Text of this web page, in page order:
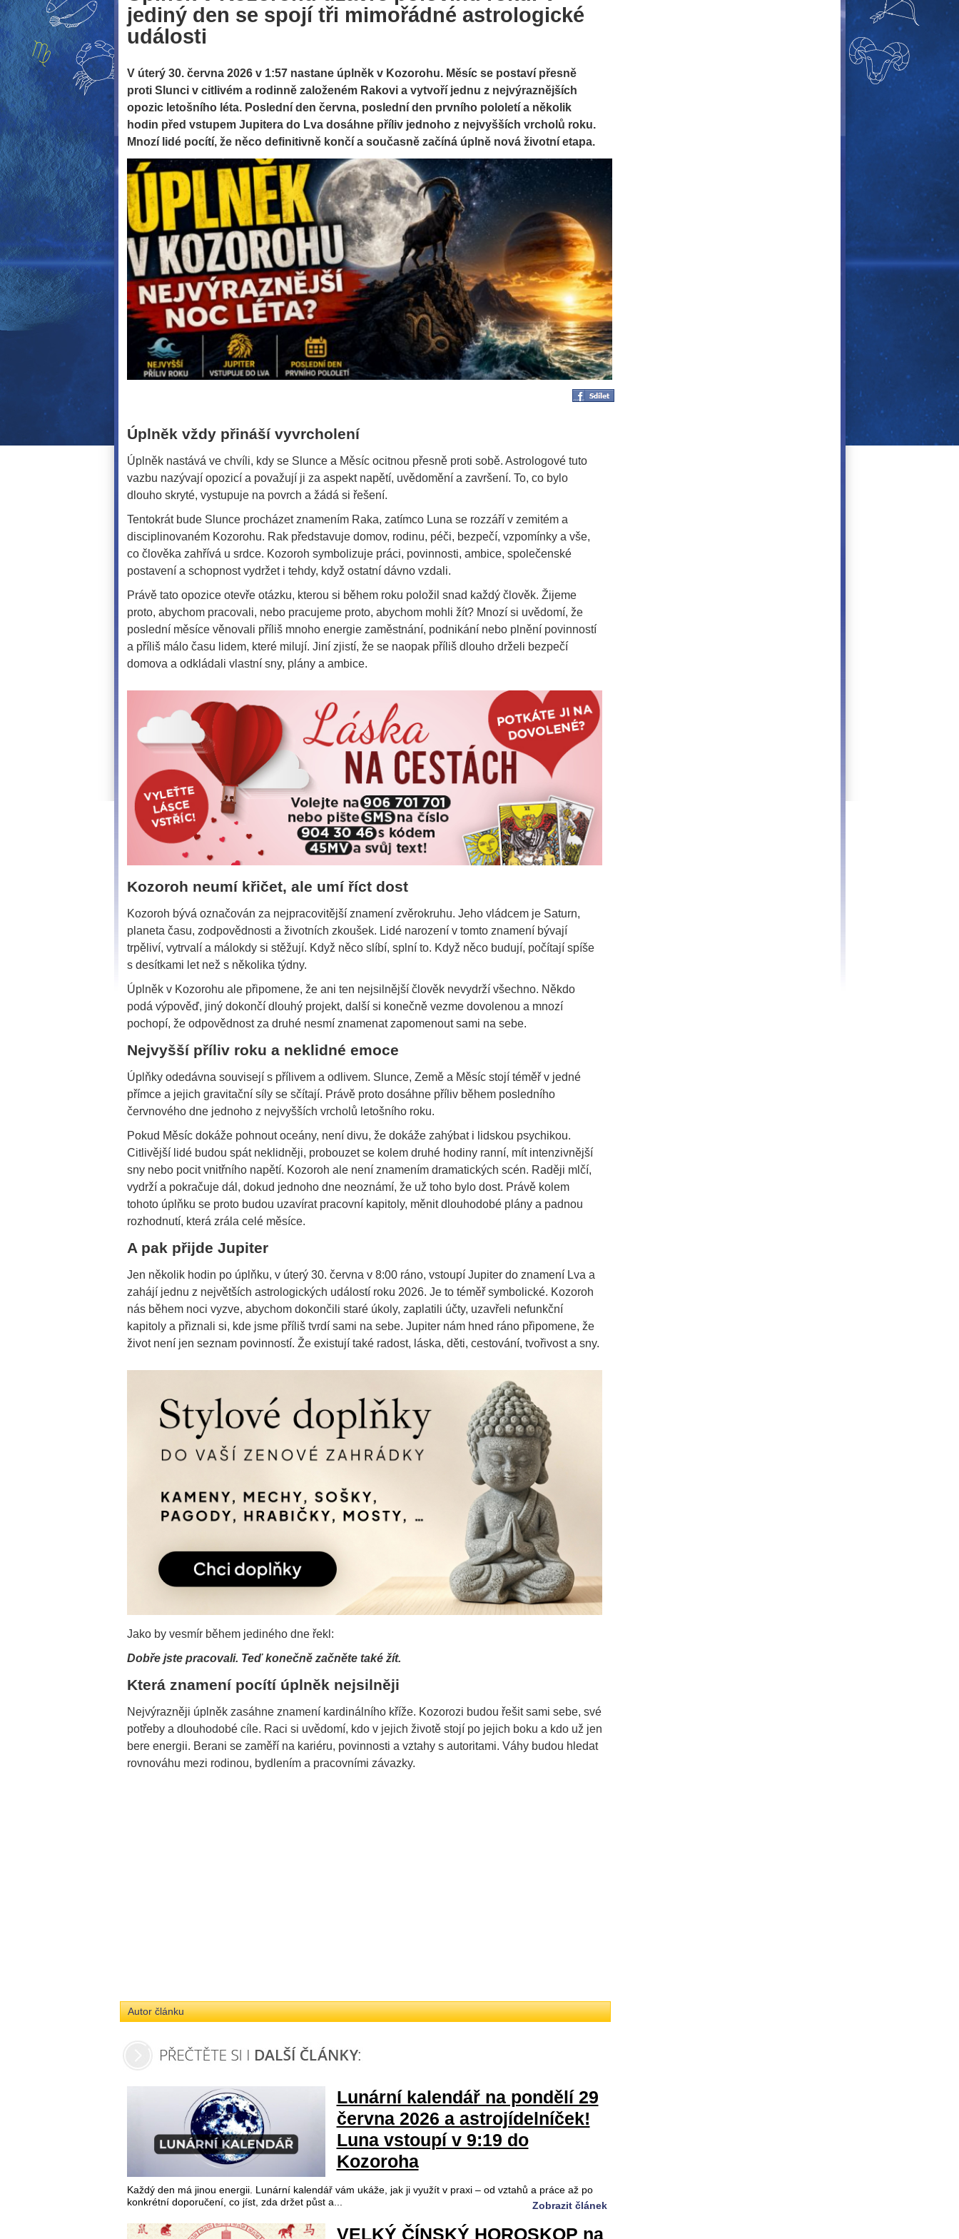
jediný den se spojí tři mimořádné astrologické
události
V úterý 30. června 2026 v 1:57 nastane úplněk v Kozorohu. Měsíc se postaví přesně
proti Slunci v citlivém a rodinně založeném Rakovi a vytvoří jednu z nejvýraznějších
opozic letošního léta. Poslední den června, poslední den prvního pololetí a několik
hodin před vstupem Jupitera do Lva dosáhne příliv jednoho z nejvyšších vrcholů roku.
Mnozí lidé pocítí, že něco definitivně končí a současně začíná úplně nová životní etapa.
Úplněk vždy přináší vyvrcholení
Úplněk nastává ve chvíli, kdy se Slunce a Měsíc ocitnou přesně proti sobě. Astrologové tuto
vazbu nazývají opozicí a považují ji za aspekt napětí, uvědomění a završení. To, co bylo
dlouho skryté, vystupuje na povrch a žádá si řešení.
Tentokrát bude Slunce procházet znamením Raka, zatímco Luna se rozzáří v zemitém a
disciplinovaném Kozorohu. Rak představuje domov, rodinu, péči, bezpečí, vzpomínky a vše,
co člověka zahřívá u srdce. Kozoroh symbolizuje práci, povinnosti, ambice, společenské
postavení a schopnost vydržet i tehdy, když ostatní dávno vzdali.
Právě tato opozice otevře otázku, kterou si během roku položil snad každý člověk. Žijeme
proto, abychom pracovali, nebo pracujeme proto, abychom mohli žít? Mnozí si uvědomí, že
poslední měsíce věnovali příliš mnoho energie zaměstnání, podnikání nebo plnění povinností
a příliš málo času lidem, které milují. Jiní zjistí, že se naopak příliš dlouho drželi bezpečí
domova a odkládali vlastní sny, plány a ambice.
Kozoroh neumí křičet, ale umí říct dost
Kozoroh bývá označován za nejpracovitější znamení zvěrokruhu. Jeho vládcem je Saturn,
planeta času, zodpovědnosti a životních zkoušek. Lidé narození v tomto znamení bývají
trpěliví, vytrvalí a málokdy si stěžují. Když něco slíbí, splní to. Když něco budují, počítají spíše
s desítkami let než s několika týdny.
Úplněk v Kozorohu ale připomene, že ani ten nejsilnější člověk nevydrží všechno. Někdo
podá výpověď, jiný dokončí dlouhý projekt, další si konečně vezme dovolenou a mnozí
pochopí, že odpovědnost za druhé nesmí znamenat zapomenout sami na sebe.
Nejvyšší příliv roku a neklidné emoce
Úplňky odedávna souvisejí s přílivem a odlivem. Slunce, Země a Měsíc stojí téměř v jedné
přímce a jejich gravitační síly se sčítají. Právě proto dosáhne příliv během posledního
červnového dne jednoho z nejvyšších vrcholů letošního roku.
Pokud Měsíc dokáže pohnout oceány, není divu, že dokáže zahýbat i lidskou psychikou.
Citlivější lidé budou spát neklidněji, probouzet se kolem druhé hodiny ranní, mít intenzivnější
sny nebo pocit vnitřního napětí. Kozoroh ale není znamením dramatických scén. Raději mlčí,
vydrží a pokračuje dál, dokud jednoho dne neoznámí, že už toho bylo dost. Právě kolem
tohoto úplňku se proto budou uzavírat pracovní kapitoly, měnit dlouhodobé plány a padnou
rozhodnutí, která zrála celé měsíce.
A pak přijde Jupiter
Jen několik hodin po úplňku, v úterý 30. června v 8:00 ráno, vstoupí Jupiter do znamení Lva a
zahájí jednu z největších astrologických událostí roku 2026. Je to téměř symbolické. Kozoroh
nás během noci vyzve, abychom dokončili staré úkoly, zaplatili účty, uzavřeli nefunkční
kapitoly a přiznali si, kde jsme příliš tvrdí sami na sebe. Jupiter nám hned ráno připomene, že
život není jen seznam povinností. Že existují také radost, láska, děti, cestování, tvořivost a sny.
Jako by vesmír během jediného dne řekl:
Dobře jste pracovali. Teď konečně začněte také žít.
Která znamení pocítí úplněk nejsilněji
Nejvýrazněji úplněk zasáhne znamení kardinálního kříže. Kozorozi budou řešit sami sebe, své
potřeby a dlouhodobé cíle. Raci si uvědomí, kdo v jejich životě stojí po jejich boku a kdo už jen
bere energii. Berani se zaměří na kariéru, povinnosti a vztahy s autoritami. Váhy budou hledat
rovnováhu mezi rodinou, bydlením a pracovními závazky.
Autor článku
Lunární kalendář na pondělí 29
června 2026 a astrojídelníček!
Luna vstoupí v 9:19 do
Kozoroha
Každý den má jinou energii. Lunární kalendář vám ukáže, jak ji využít v praxi – od vztahů a práce až po
konkrétní doporučení, co jíst, zda držet půst a...
Zobrazit článek
VELKÝ ČÍNSKÝ HOROSKOP na